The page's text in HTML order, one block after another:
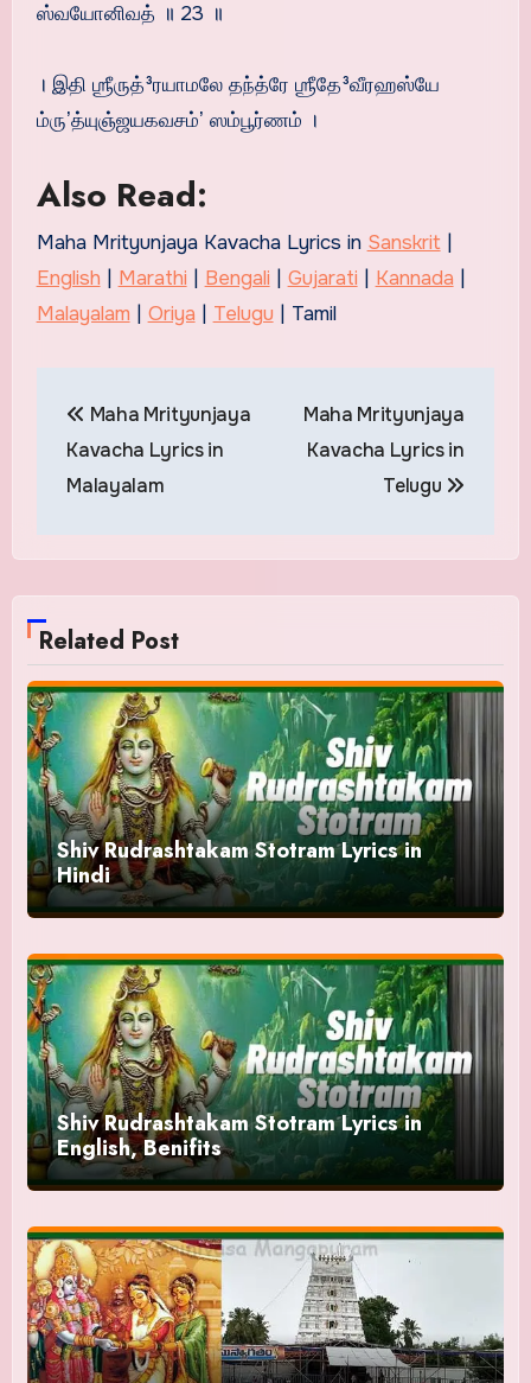
ஸ்வயோனிவத் ॥ 23 ॥
। இதி ஶ்ரீருத்³ரயாமலே தந்த்ரே ஶ்ரீதே³வீரஹஸ்யே
ம்ருʼத்யுஞ்ஜயகவசம்ʼ ஸம்பூர்ணம் ।
Also Read:
Maha Mrityunjaya Kavacha Lyrics in Sanskrit|
English | Marathi | Bengali | Gujarati | Kannada |
Malayalam | Oriya | Telugu | Tamil
navigation
Maha Mrityunjaya
Kavacha Lyrics in
Malayalam
Maha Mrityunjaya
Kavacha Lyrics in
Telugu
Related Post
Shiv Rudrashtakam Stotram Lyrics in
Hindi
Shiv Rudrashtakam Stotram Lyrics in
English, Benifits